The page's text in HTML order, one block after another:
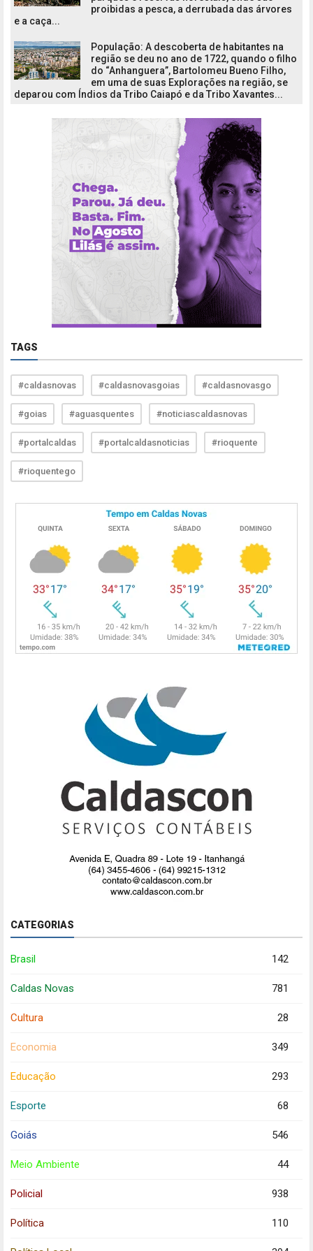
proibidas a pesca, a derrubada das árvores
e a caça...
População: A descoberta de habitantes na
região se deu no ano de 1722, quando o filho
do “Anhanguera”, Bartolomeu Bueno Filho,
em uma de suas Explorações na região, se
deparou com Índios da Tribo Caiapó e da Tribo Xavantes...
TAGS
#caldasnovas #caldasnovasgoias #caldasnovasgo
#goias #aguasquentes #noticiascaldasnovas
#portalcaldas #portalcaldasnoticias #rioquente
#rioquentego
CATEGORIAS
Brasil 142
Caldas Novas 781
Cultura 28
Economia 349
Educação 293
Esporte 68
Goiás 546
Meio Ambiente 44
Policial 938
Política 110